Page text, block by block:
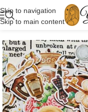
Skip to navigation
Skip to main content